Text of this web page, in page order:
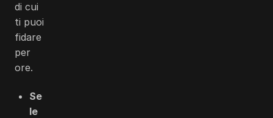
di cui
ti puoi
fidare
per
ore.
Se
le